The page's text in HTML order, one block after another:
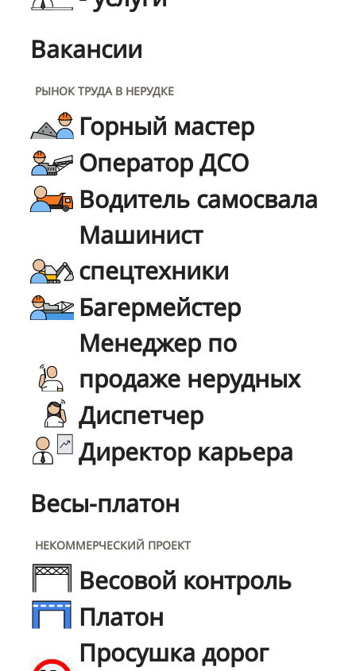
Вакансии
РЫНОК ТРУДА В НЕРУДКЕ
Горный мастер
Оператор ДСО
Водитель самосвала
Машинист
спецтехники
Багермейстер
Менеджер по
продаже нерудных
Диспетчер
Директор карьера
Весы-платон
НЕКОММЕРЧЕСКИЙ ПРОЕКТ
Весовой контроль
Платон
Просушка дорог